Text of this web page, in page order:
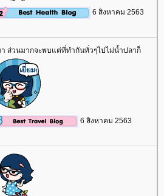
6 สิงหาคม 2563
ส่วนมากจะพบแต่ที่ทำกันทั่วๆไปไม่น้ำปลาก็
6 สิงหาคม 2563